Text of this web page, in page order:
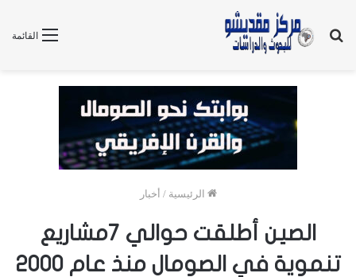
القائمة
بحث
الرئيسية / أخبار
الصين أطلقت حوالي ٧مشاريع
تنموية في الصومال منذ عام ٢٠٠٠